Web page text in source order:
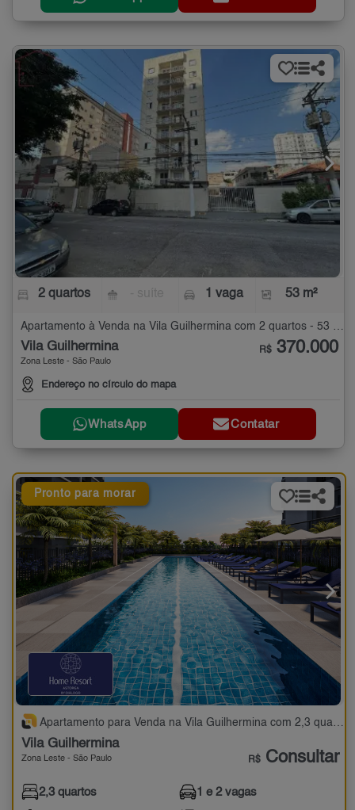
2 quartos 1 vaga 53 m²
Apartamento à Venda na Vila Guilhermina com 2 quartos - 53 m²
Vila Guilhermina
Zona Leste - São Paulo
Endereço no círculo do mapa
R$ 370.000
WhatsApp Contatar
Pronto para morar
Apartamento para Venda na Vila Guilhermina com 2,3 quartos - 69 a 110 m²
Vila Guilhermina
Zona Leste - São Paulo R$ Consultar
2,3 quartos 1 e 2 vagas